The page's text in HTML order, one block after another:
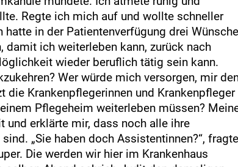
Regte ich mich auf und wollte schneller
in der Patientenverfügung drei Wünsche
damit ich weiterleben kann, zurück nach
wieder beruflich tätig sein kann.
Wer würde mich versorgen, mir
die Krankenpflegerinnen und Krankenpfleger
Pflegeheim weiterleben müssen?
erklärte mir, dass noch alle ihre
„Sie haben doch Assistentinnen?“, fragte
Die werden wir hier im Krankenhaus